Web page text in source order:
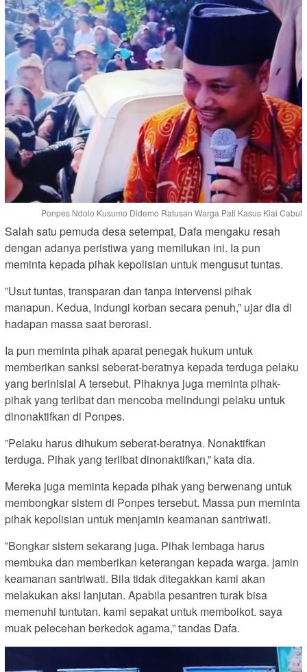
Ponpes Ndolo Kusumo Didemo Ratusan Warga Pati Kasus Kiai Cabul
Salah satu pemuda desa setempat, Dafa mengaku resah
dengan adanya peristiwa yang memilukan ini. Ia pun
meminta kepada pihak kepolisian untuk mengusut tuntas.
”Usut tuntas, transparan dan tanpa intervensi pihak
manapun. Kedua, indungi korban secara penuh,” ujar dia di
hadapan massa saat berorasi.
Ia pun meminta pihak aparat penegak hukum untuk
memberikan sanksi seberat-beratnya kepada terduga pelaku
yang berinisial A tersebut. Pihaknya juga meminta pihak-
pihak yang terlibat dan mencoba melindungi pelaku untuk
dinonaktifkan di Ponpes.
”Pelaku harus dihukum seberat-beratnya. Nonaktifkan
terduga. Pihak yang terlibat dinonaktifkan,” kata dia.
Mereka juga meminta kepada pihak yang berwenang untuk
membongkar sistem di Ponpes tersebut. Massa pun meminta
pihak kepolisian untuk menjamin keamanan santriwati.
”Bongkar sistem sekarang juga. Pihak lembaga harus
membuka dan memberikan keterangan kepada warga. jamin
keamanan santriwati. Bila tidak ditegakkan kami akan
melakukan aksi lanjutan. Apabila pesantren turak bisa
memenuhi tuntutan. kami sepakat untuk memboikot. saya
muak pelecehan berkedok agama,” tandas Dafa.